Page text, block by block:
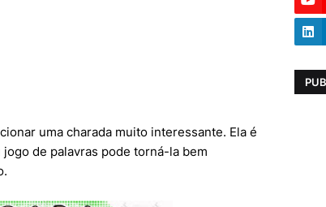
uma charada muito interessante. Ela é
de palavras pode torná-la bem